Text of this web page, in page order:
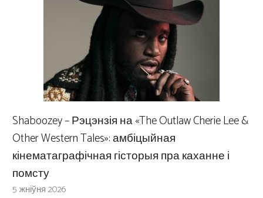
Shaboozey – Рэцэнзія на «The Outlaw Cherie Lee &
Other Western Tales»: амбіцыйная
кінематаграфічная гісторыя пра каханне і
помсту
5 жніўня 2026